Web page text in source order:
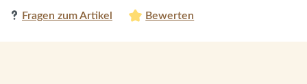
Fragen zum Artikel Bewerten